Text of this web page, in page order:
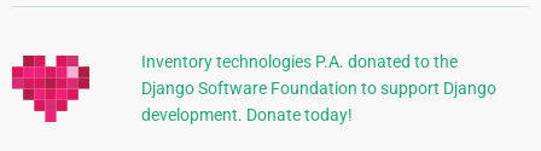
supplémentaires
Inventory technologies P.A. donated to the
Django Software Foundation to support Django
development. Donate today!